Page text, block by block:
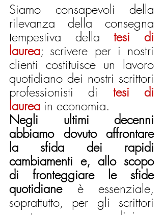
Siamo consapevoli della
rilevanza della consegna
tempestiva della tesi di
laurea; scrivere per i nostri
clienti costituisce un lavoro
quotidiano dei nostri scrittori
professionisti di tesi di
laurea in economia.
Negli ultimi decenni
abbiamo dovuto affrontare
la sfida dei rapidi
cambiamenti e, allo scopo
di fronteggiare le sfide
quotidiane è essenziale,
soprattutto, per gli scrittori